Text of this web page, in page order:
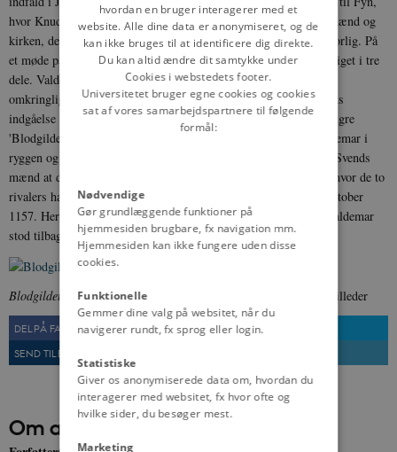
hvor Knud og Valdemar, sandsynligvis efter pres fra rigets stormænd og
kirken, der ville forhindre nye blodsudgydelser, tilbød Svend et forlig. På
et møde på Lolland besluttede man sig for at slutte fred og dele riget i tre
dele. Valdemar skulle have Jylland, Knud Fyn, Sjælland og de
omkringliggende øer, mens Svend fik Skånelandene. Efter aftalens
indgåelse inviterede Knud og Valdemar Svend til det skæbnesvangre
'Blodgilde i Roskilde'. Ifølge Saxo faldt Svend her Knud og Valdemar i
ryggen og forsøgte at rydde dem af vejen. Det lykkedes dog kun Svends
mænd at dræbe Knud, mens Valdemar undslap såret til Jylland, hvor de to
rivalers hære mødtes på Grathe Hede uden for Viborg den 23. oktober
1157. Her blev Svends hær slået, og han selv dræbt, hvorefter Valdemar
stod tilbage som Danmarks enekonge.
Blodgildet i Roskilde i 1157. Illustration: Danmarks Historie i Billeder
DEL PÅ FACEBOOK
DEL PÅ TWITTER
SEND TIL EN VEN
Om artiklen
hvordan en bruger interagerer med et
website. Alle dine data er anonymiseret, og de
kan ikke bruges til at identificere dig direkte.
Du kan altid ændre dit samtykke under
Cookies i webstedets footer.
Universitetet bruger egne cookies og cookies
sat af vores samarbejdspartnere til følgende
formål:
Nødvendige
Gør grundlæggende funktioner på
hjemmesiden brugbare, fx navigation mm.
Hjemmesiden kan ikke fungere uden disse
cookies.
Funktionelle
Gemmer dine valg på websitet, når du
navigerer rundt, fx sprog eller login.
Statistiske
Giver os anonymiserede data om, hvordan du
interagerer med websitet, fx hvor ofte og
hvilke sider, du besøger mest.
Marketing